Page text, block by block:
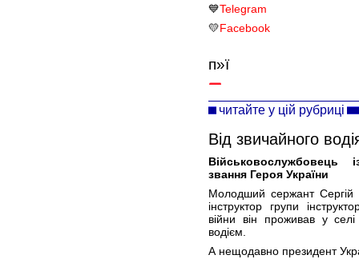
💙Telegram
💛Facebook
п»ї
читайте у цій рубриці
Від звичайного
звання Героя України
Молодший сержант Сергій
інструктор групи
війни він проживав у
водієм.
А нещодавно президент